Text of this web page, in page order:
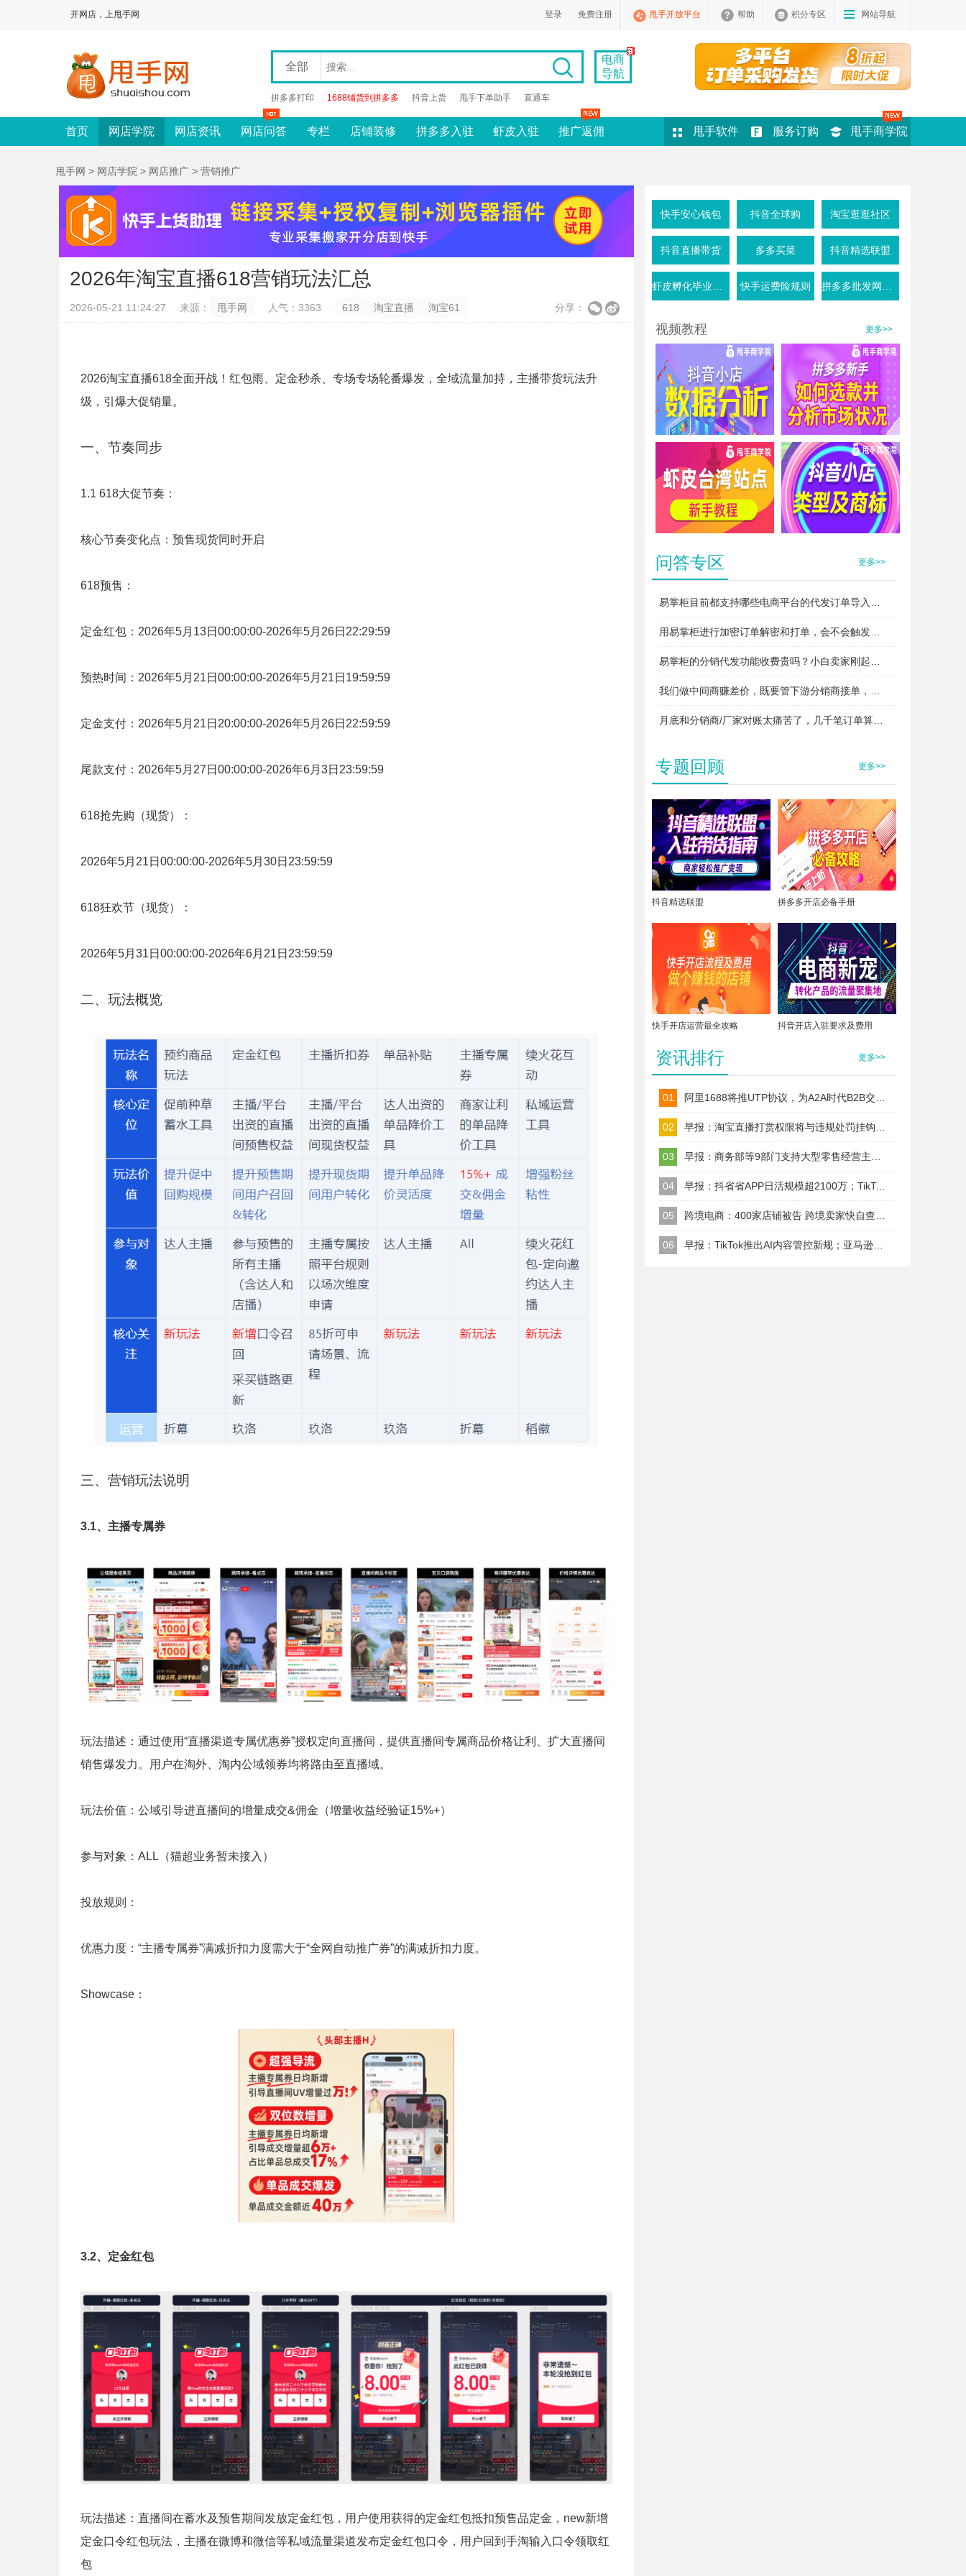
开网店，上甩手网 登录 免费注册 甩手开放平台 帮助 积分专区 网站导航
全部
拼多多打印 1688铺货到拼多多 抖音上货 甩手下单助手 直通车
电商
导航
首页 网店学院 网店资讯 网店问答 专栏 店铺装修 拼多多入驻 虾皮入驻 推广返佣 甩手软件 服务订购 甩手商学院
甩手网 > 网店学院 > 网店推广 > 营销推广
2026年淘宝直播618营销玩法汇总
2026-05-21 11:24:27 来源： 甩手网 人气：3363 618 淘宝直播 淘宝61 分享：
2026淘宝直播618全面开战！红包雨、定金秒杀、专场专场轮番爆发，全域流量加持，主播带货玩法升
级，引爆大促销量。
一、节奏同步
1.1 618大促节奏：
核心节奏变化点：预售现货同时开启
618预售：
定金红包：2026年5月13日00:00:00-2026年5月26日22:29:59
预热时间：2026年5月21日00:00:00-2026年5月21日19:59:59
定金支付：2026年5月21日20:00:00-2026年5月26日22:59:59
尾款支付：2026年5月27日00:00:00-2026年6月3日23:59:59
618抢先购（现货）：
2026年5月21日00:00:00-2026年5月30日23:59:59
618狂欢节（现货）：
2026年5月31日00:00:00-2026年6月21日23:59:59
二、玩法概览
三、营销玩法说明
3.1、主播专属券
玩法描述：通过使用“直播渠道专属优惠券”授权定向直播间，提供直播间专属商品价格让利、扩大直播间
销售爆发力。用户在淘外、淘内公域领券均将路由至直播域。
玩法价值：公域引导进直播间的增量成交&佣金（增量收益经验证15%+）
参与对象：ALL（猫超业务暂未接入）
投放规则：
优惠力度：“主播专属券”满减折扣力度需大于“全网自动推广券”的满减折扣力度。
Showcase：
3.2、定金红包
玩法描述：直播间在蓄水及预售期间发放定金红包，用户使用获得的定金红包抵扣预售品定金，new新增
定金口令红包玩法，主播在微博和微信等私域流量渠道发布定金红包口令，用户回到手淘输入口令领取红
包
快手安心钱包 抖音全球购 淘宝逛逛社区
抖音直播带货 多多买菜 抖音精选联盟
快手运费险规则
视频教程 更多>>
抖音小店数据分析 拼多多新手如何选款并分析市场状况
问答专区 更多>>
专题回顾 更多>>
抖音精选联盟 拼多多开店必备手册
快手开店运营最全攻略 抖音开店入驻要求及费用
资讯排行 更多>>
01
02
03
04 早报：抖省省APP日活规模超2100万；TikTok美区试水全托管代运营
05
06